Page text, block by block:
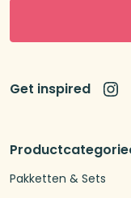
Pakketten & Sets
Get inspired